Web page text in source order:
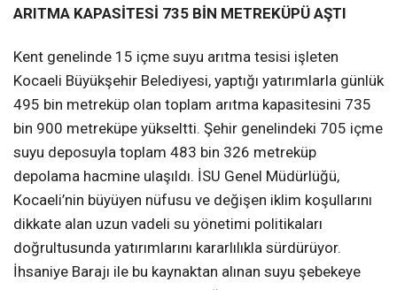
ARITMA KAPASİTESİ 735 BİN METREKÜPÜ AŞTI
Kent genelinde 15 içme suyu arıtma tesisi işleten
Kocaeli Büyükşehir Belediyesi, yaptığı yatırımlarla günlük
495 bin metreküp olan toplam arıtma kapasitesini 735
bin 900 metreküpe yükseltti. Şehir genelindeki 705 içme
suyu deposuyla toplam 483 bin 326 metreküp
depolama hacmine ulaşıldı. İSU Genel Müdürlüğü,
Kocaeli’nin büyüyen nüfusu ve değişen iklim koşullarını
dikkate alan uzun vadeli su yönetimi politikaları
doğrultusunda yatırımlarını kararlılıkla sürdürüyor.
İhsaniye Barajı ile bu kaynaktan alınan suyu şebekeye